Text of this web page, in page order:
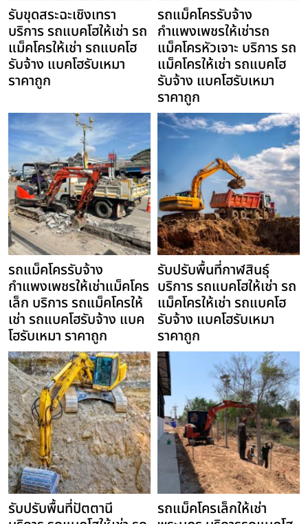
รับขุดสระฉะเชิงเทรา
บริการ รถแบคโฮให้เช่า รถ
แม็คโครให้เช่า รถแบคโฮ
รับจ้าง แบคโฮรับเหมา
ราคาถูก
รถแม็คโครรับจ้าง
กำแพงเพชรให้เช่ารถ
แม็คโครหัวเจาะ บริการ รถ
แม็คโครให้เช่า รถแบคโฮ
รับจ้าง แบคโฮรับเหมา
ราคาถูก
รถแม็คโครรับจ้าง
กำแพงเพชรให้เช่าแม็คโคร
เล็ก บริการ รถแม็คโครให้
เช่า รถแบคโฮรับจ้าง แบค
โฮรับเหมา ราคาถูก
รับปรับพื้นที่กาฬสินธุ์
บริการ รถแบคโฮให้เช่า รถ
แม็คโครให้เช่า รถแบคโฮ
รับจ้าง แบคโฮรับเหมา
ราคาถูก
รับปรับพื้นที่ปัตตานี
รถแม็คโครเล็กให้เช่า